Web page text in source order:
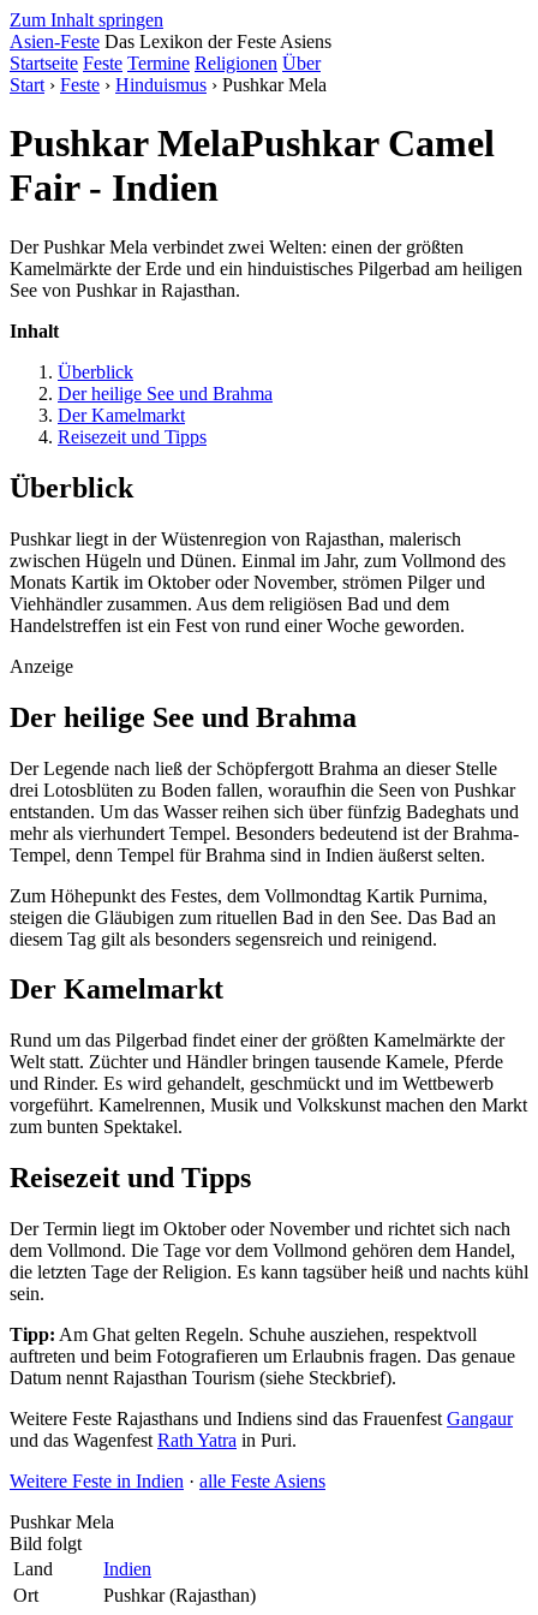
Zum Inhalt springen
Asien-Feste Das Lexikon der Feste Asiens
Startseite Feste Termine Religionen Über
Start › Feste › Hinduismus › Pushkar Mela
Pushkar MelaPushkar Camel
Fair - Indien
Der Pushkar Mela verbindet zwei Welten: einen der größten
Kamelmärkte der Erde und ein hinduistisches Pilgerbad am heiligen
See von Pushkar in Rajasthan.
Inhalt
Überblick
Der heilige See und Brahma
Der Kamelmarkt
Reisezeit und Tipps
Überblick
Pushkar liegt in der Wüstenregion von Rajasthan, malerisch
zwischen Hügeln und Dünen. Einmal im Jahr, zum Vollmond des
Monats Kartik im Oktober oder November, strömen Pilger und
Viehhändler zusammen. Aus dem religiösen Bad und dem
Handelstreffen ist ein Fest von rund einer Woche geworden.
Anzeige
Der heilige See und Brahma
Der Legende nach ließ der Schöpfergott Brahma an dieser Stelle
drei Lotosblüten zu Boden fallen, woraufhin die Seen von Pushkar
entstanden. Um das Wasser reihen sich über fünfzig Badeghats und
mehr als vierhundert Tempel. Besonders bedeutend ist der Brahma-
Tempel, denn Tempel für Brahma sind in Indien äußerst selten.
Zum Höhepunkt des Festes, dem Vollmondtag Kartik Purnima,
steigen die Gläubigen zum rituellen Bad in den See. Das Bad an
diesem Tag gilt als besonders segensreich und reinigend.
Der Kamelmarkt
Rund um das Pilgerbad findet einer der größten Kamelmärkte der
Welt statt. Züchter und Händler bringen tausende Kamele, Pferde
und Rinder. Es wird gehandelt, geschmückt und im Wettbewerb
vorgeführt. Kamelrennen, Musik und Volkskunst machen den Markt
zum bunten Spektakel.
Reisezeit und Tipps
Der Termin liegt im Oktober oder November und richtet sich nach
dem Vollmond. Die Tage vor dem Vollmond gehören dem Handel,
die letzten Tage der Religion. Es kann tagsüber heiß und nachts kühl
sein.
Tipp: Am Ghat gelten Regeln. Schuhe ausziehen, respektvoll
auftreten und beim Fotografieren um Erlaubnis fragen. Das genaue
Datum nennt Rajasthan Tourism (siehe Steckbrief).
Weitere Feste Rajasthans und Indiens sind das Frauenfest Gangaur
und das Wagenfest Rath Yatra in Puri.
Weitere Feste in Indien · alle Feste Asiens
Pushkar Mela
Bild folgt
Land
Indien
Ort
Pushkar (Rajasthan)